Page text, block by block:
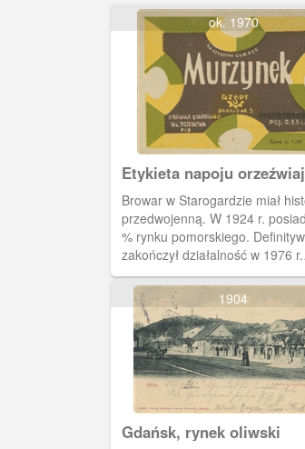
ok. 1970
Etykieta napoju
"Murzynek"
Browar w Starogardzie miał
przedwojenną. W 1924 r. posiadał 9,41
% rynku pomorskiego.
zakończył działalność w 1976 r.
Produkował również napoje
orzeźwiające, lemoniady i
1904
Gdańsk, rynek oliwski